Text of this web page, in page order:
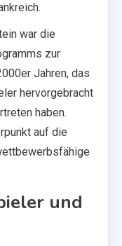
war die
zur
Jahren, das
hervorgebracht
haben.
auf die
und